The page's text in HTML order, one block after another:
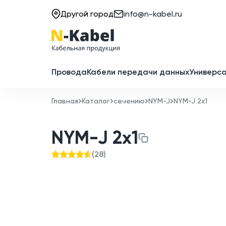
Другой город info@n-kabel.ru
ПроводаКабели передачи данных
Главная Каталог сечению NYM-J NYM-J 2х1
NYM-J 2х1
(28)